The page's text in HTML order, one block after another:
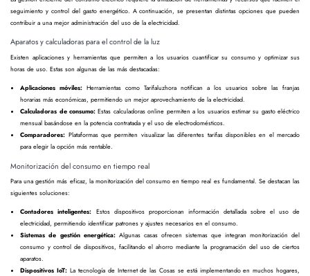
seguimiento y control del gasto energético. A continuación, se presentan distintas opciones que pueden
contribuir a una mejor administración del uso de la electricidad.
Aparatos y calculadoras para el control de la luz
Existen aplicaciones y herramientas que permiten a los usuarios cuantificar su consumo y optimizar sus
horas de uso. Estas son algunas de las más destacadas:
Aplicaciones móviles: Herramientas como Tarifaluzhora notifican a los usuarios sobre las franjas
horarias más económicas, permitiendo un mejor aprovechamiento de la electricidad.
Calculadoras de consumo: Estas calculadoras online permiten a los usuarios estimar su gasto eléctrico
mensual basándose en la potencia contratada y el uso de electrodomésticos.
Comparadores: Plataformas que permiten visualizar las diferentes tarifas disponibles en el mercado
para elegir la opción más rentable.
Monitorización del consumo en tiempo real
Para una gestión más eficaz, la monitorización del consumo en tiempo real es fundamental. Se destacan las
siguientes soluciones:
Contadores inteligentes: Estos dispositivos proporcionan información detallada sobre el uso de
electricidad, permitiendo identificar patrones y ajustes necesarios en el consumo.
Sistemas de gestión energética:Algunas casas ofrecen sistemas que integran monitorización del
consumo y control de dispositivos, facilitando el ahorro mediante la programación del uso de ciertos
aparatos.
Dispositivos IoT: La tecnología de Internet de las Cosas se está implementando en muchos hogares,